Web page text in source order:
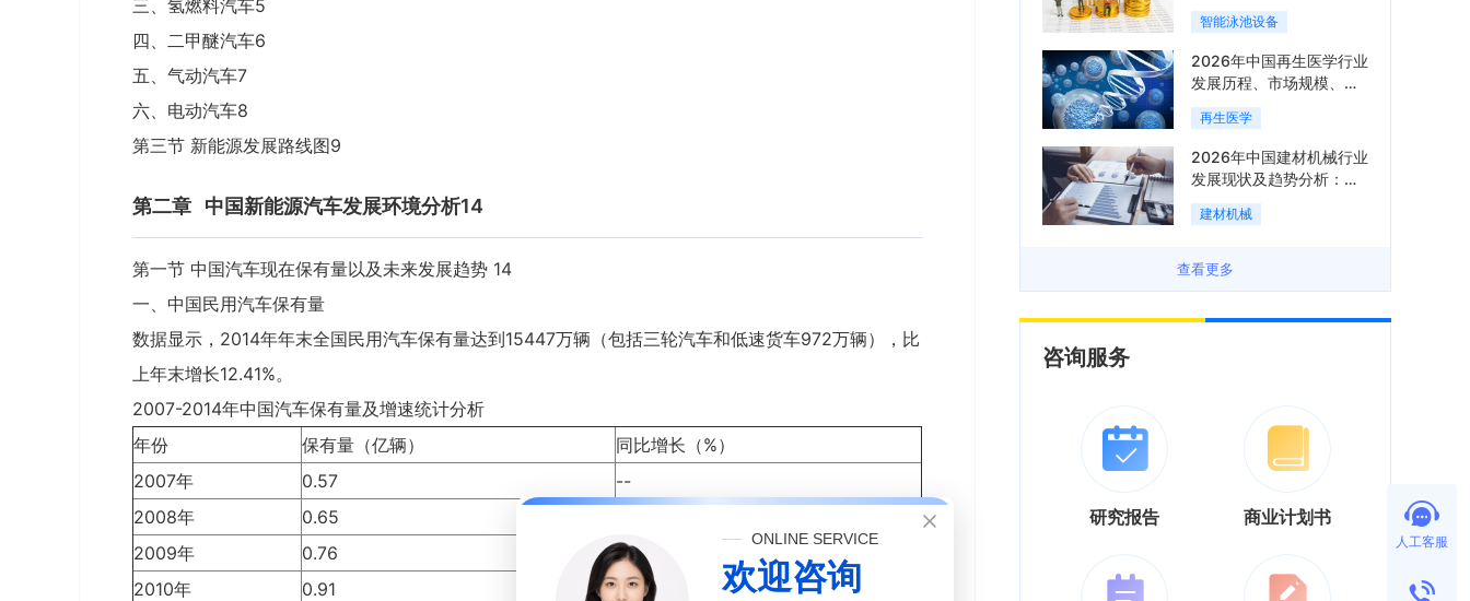
三、氢燃料汽车5
四、二甲醚汽车6
五、气动汽车7
六、电动汽车8
第三节 新能源发展路线图9
第二章 中国新能源汽车发展环境分析14
第一节 中国汽车现在保有量以及未来发展趋势 14
一、中国民用汽车保有量
数据显示，2014年年末全国民用汽车保有量达到15447万辆（包括三轮汽车和低速货车972万辆），比
上年末增长12.41%。
2007-2014年中国汽车保有量及增速统计分析
年份
保有量（亿辆）
同比增长（%）
2007年
0.57
--
2008年
0.65
2009年
0.76
16.92%
2010年
0.91
19.74%
朝着系统集成、绿色节能
方向迭代「图」
智能泳池设备
2026年中国再生医学行业
发展历程、市场规模、相
关政策、产业链、竞争格
局及发展潜力分析「图」
再生医学
2026年中国建材机械行业
发展现状及趋势分析：企
业加速向“装备+系统+服
务”综合服务商转型「图」
建材机械
查看更多
咨询服务
研究报告 商业计划书
人工客服
ONLINE SERVICE
欢迎咨询